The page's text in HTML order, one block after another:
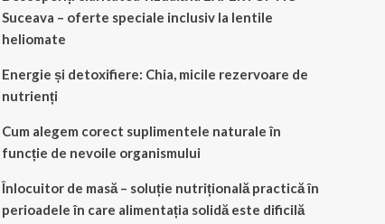
Suceava – oferte speciale inclusiv la lentile
heliomate
Energie și detoxifiere: Chia, micile rezervoare de
nutrienți
Cum alegem corect suplimentele naturale în
funcție de nevoile organismului
Înlocuitor de masă – soluție nutrițională practică în
perioadele în care alimentația solidă este dificilă